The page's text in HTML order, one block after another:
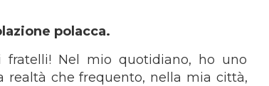
polacca.
fratelli! Nel mio quotidiano, ho uno
realtà che frequento, nella mia città,